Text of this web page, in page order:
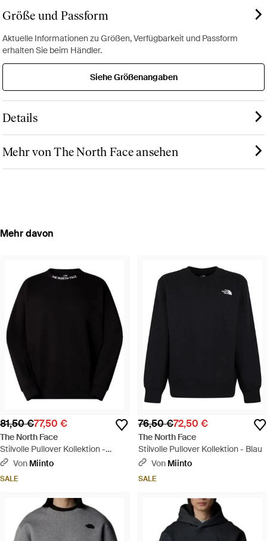
Größe und Passform
Aktuelle Informationen zu Größen, Verfügbarkeit und Passform
erhalten Sie beim Händler.
Siehe Größenangaben
Details
Mehr von The North Face ansehen
Mehr davon
81,50 €77,50 €
The North Face
Stilvolle Pullover Kollektion -
Schwarz
Von Miinto
SALE
76,50 €72,50 €
The North Face
Stilvolle Pullover Kollektion - Blau
Von Miinto
SALE